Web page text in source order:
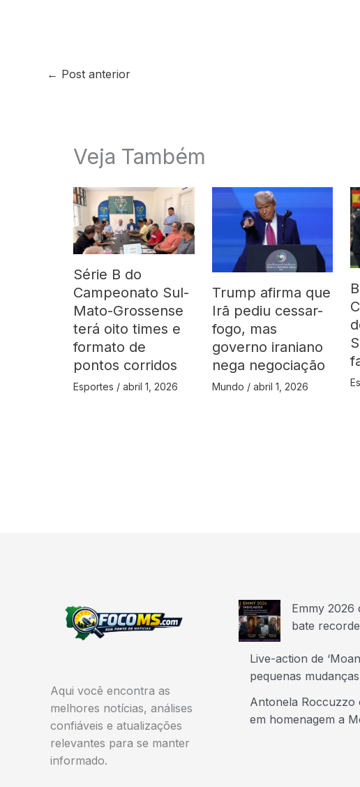
← Post anterior
Veja Também
Série B do
Campeonato Sul-
Mato-Grossense
terá oito times e
formato de
pontos corridos
Esportes / abril 1, 2026
Trump afirma que
Irã pediu cessar-
fogo, mas
governo iraniano
nega negociação
Mundo / abril 1, 2026
Aqui você encontra as
melhores notícias, análises
confiáveis e atualizações
relevantes para se manter
informado.
Emmy 2026
bate
Live-action de
pequenas
Antonela Roccuzzo
em homenagem a